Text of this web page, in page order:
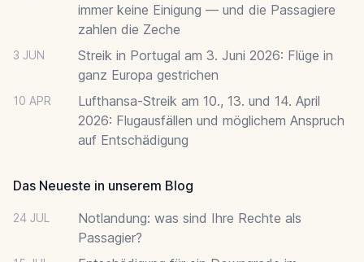
immer keine Einigung — und die Passagiere
zahlen die Zeche
3 JUN
Streik in Portugal am 3. Juni 2026: Flüge in
ganz Europa gestrichen
10 APR
Lufthansa-Streik am 10., 13. und 14. April
2026: Flugausfällen und möglichem Anspruch
auf Entschädigung
Das Neueste in unserem Blog
24 JUL
Notlandung: was sind Ihre Rechte als
Passagier?